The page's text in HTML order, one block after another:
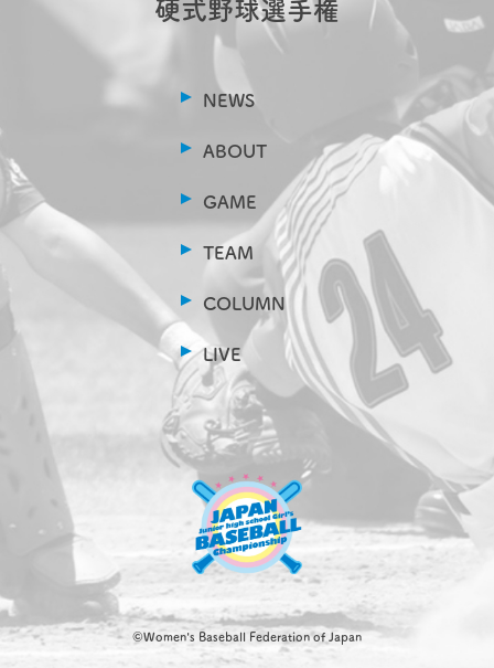
硬式野球選手権
NEWS
ABOUT
GAME
TEAM
COLUMN
LIVE
©Women's Baseball Federation of Japan